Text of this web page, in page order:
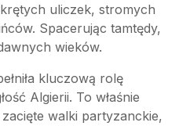
uliczek, stromych
Spacerując tamtędy,
wieków.
kluczową rolę
Algierii. To właśnie
walki partyzanckie,